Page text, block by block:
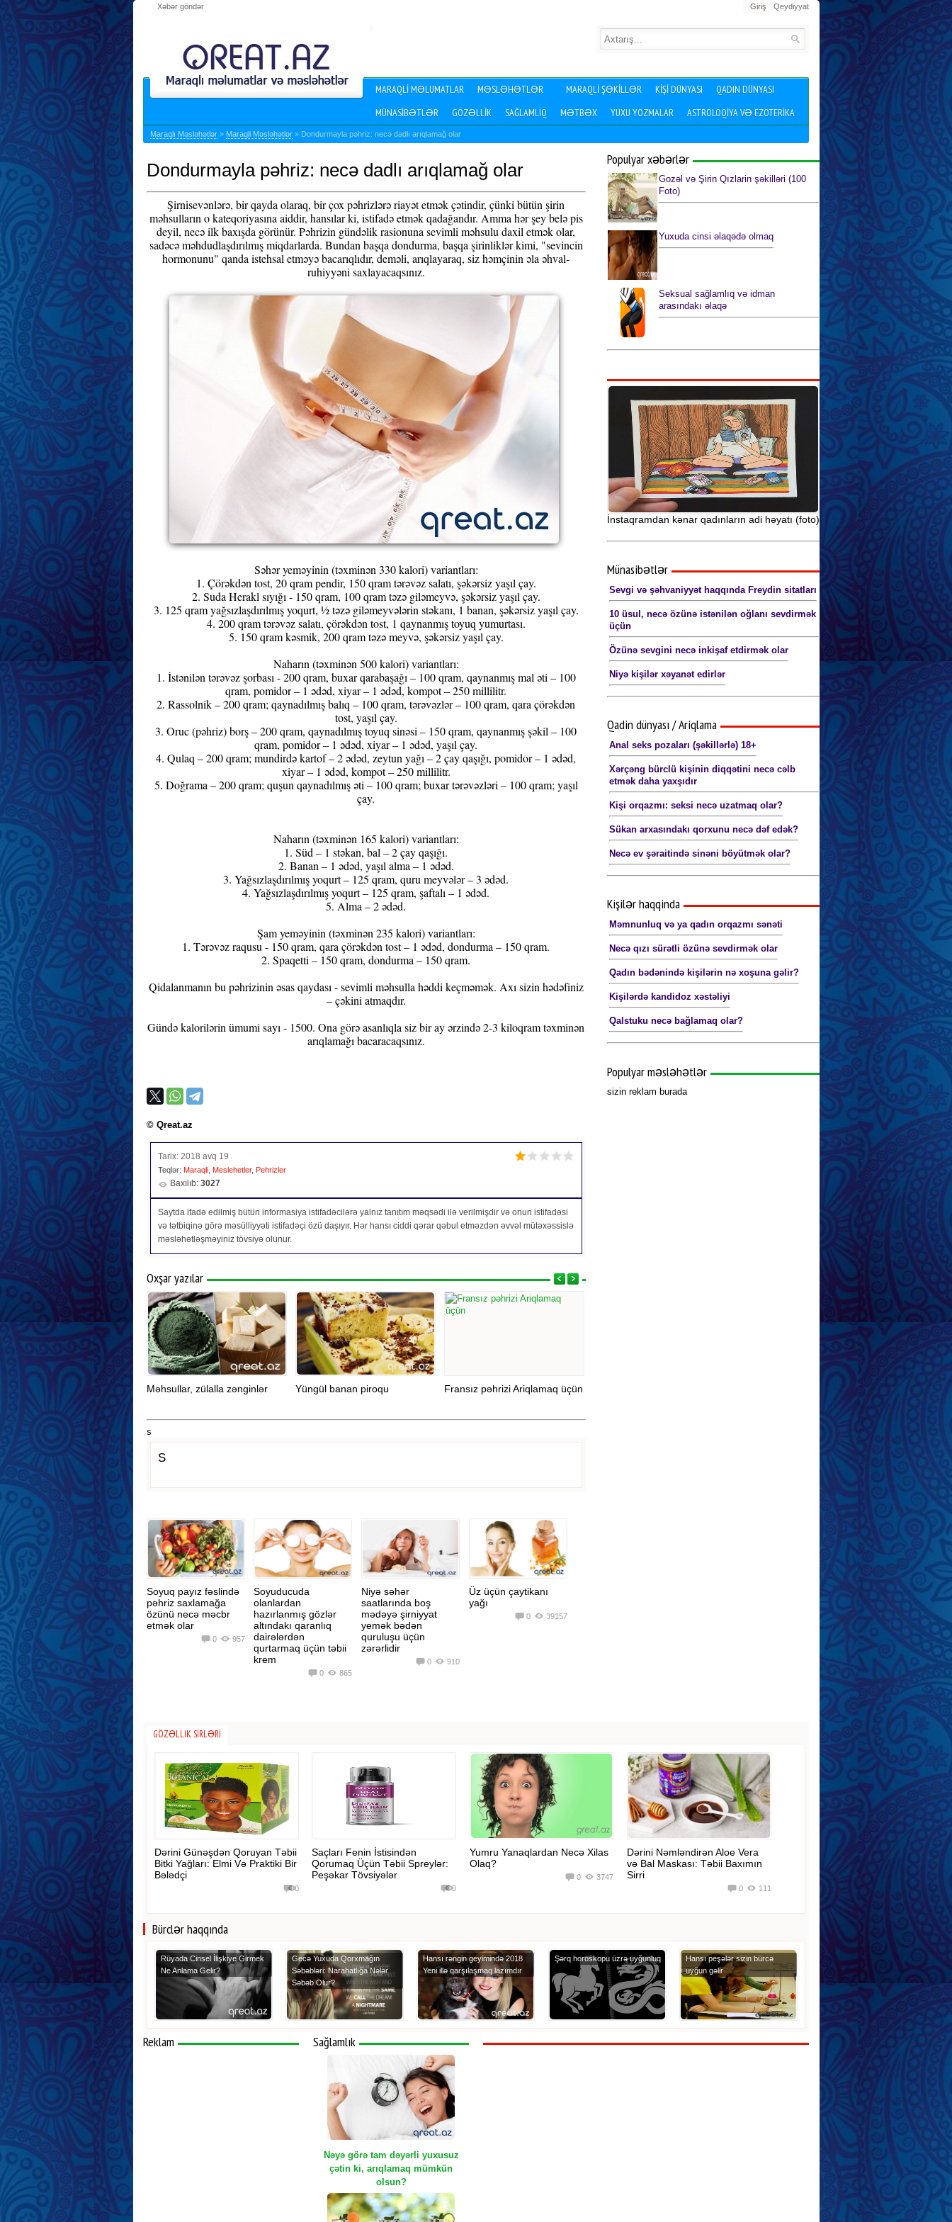
Xəbər göndər Qeydiyyat
Giriş
MARAQLI MƏLUMATLAR MƏSLƏHƏTLƏR MARAQLI ŞƏKILLƏR KIŞI DÜNYASI
QADIN DÜNYASI
MÜNASIBƏTLƏR
GÖZƏLLIK SAĞLAMLIQ MƏTBƏX YUXU YOZMALAR ASTROLOQIYA VƏ EZOTERIKA
Maraqlı Məsləhətlər » Maraqli Məsləhətlər » Dondurmayla pəhriz: necə dadlı arıqlamağ olar
Dondurmayla pəhriz: necə dadlı arıqlamağ olar
Şirnisevənlərə, bir qayda olaraq, bir çox pəhrizlərə riayət etmək çətindir, çünki bütün şirin
məhsulların o kateqoriyasına aiddir, hansılar ki, istifadə etmək qadağandır. Amma hər şey belə pis
deyil, necə ilk baxışda görünür. Pəhrizin gündəlik rasionuna sevimli məhsulu daxil etmək olar,
sadəcə məhdudlaşdırılmış miqdarlarda. Bundan başqa dondurma, başqa şirinliklər kimi, "sevincin
hormonunu" qanda istehsal etməyə bacarıqlıdır, deməli, arıqlayaraq, siz həmçinin əla əhval-
ruhiyyəni saxlayacaqsınız.
Səhər yeməyinin (təxminən 330 kalori) variantları:
1. Çörəkdən tost, 20 qram pendir, 150 qram tərəvəz salatı, şəkərsiz yaşıl çay.
2. Suda Herakl sıyığı - 150 qram, 100 qram təzə giləmeyvə, şəkərsiz yaşıl çay.
3. 125 qram yağsızlaşdırılmış yoqurt, ½ təzə giləmeyvələrin stəkanı, 1 banan, şəkərsiz yaşıl çay.
4. 200 qram tərəvəz salatı, çörəkdən tost, 1 qaynanmış toyuq yumurtası.
5. 150 qram kəsmik, 200 qram təzə meyvə, şəkərsiz yaşıl çay.
Naharın (təxminən 500 kalori) variantları:
1. İstənilən tərəvəz şorbası - 200 qram, buxar qarabaşağı – 100 qram, qaynanmış mal əti – 100
qram, pomidor – 1 ədəd, xiyar – 1 ədəd, kompot – 250 millilitr.
2. Rassolnik – 200 qram; qaynadılmış balıq – 100 qram, tərəvəzlər – 100 qram, qara çörəkdən
tost, yaşıl çay.
3. Oruc (pəhriz) borş – 200 qram, qaynadılmış toyuq sinəsi – 150 qram, qaynanmış şəkil – 100
qram, pomidor – 1 ədəd, xiyar – 1 ədəd, yaşıl çay.
4. Qulaq – 200 qram; mundirdə kartof – 2 ədəd, zeytun yağı – 2 çay qaşığı, pomidor – 1 ədəd,
xiyar – 1 ədəd, kompot – 250 millilitr.
5. Doğrama – 200 qram; quşun qaynadılmış əti – 100 qram; buxar tərəvəzləri – 100 qram; yaşıl
çay.
Naharın (təxminən 165 kalori) variantları:
1. Süd – 1 stəkan, bal – 2 çay qaşığı.
2. Banan – 1 ədəd, yaşıl alma – 1 ədəd.
3. Yağsızlaşdırılmış yoqurt – 125 qram, quru meyvələr – 3 ədəd.
4. Yağsızlaşdırılmış yoqurt – 125 qram, şaftalı – 1 ədəd.
5. Alma – 2 ədəd.
Şam yeməyinin (təxminən 235 kalori) variantları:
1. Tərəvəz raqusu - 150 qram, qara çörəkdən tost – 1 ədəd, dondurma – 150 qram.
2. Spaqetti – 150 qram, dondurma – 150 qram.
Qidalanmanın bu pəhrizinin əsas qaydası - sevimli məhsulla həddi keçməmək. Axı sizin hədəfiniz
– çəkini atmaqdır.
Gündə kalorilərin ümumi sayı - 1500. Ona görə asanlıqla siz bir ay ərzində 2-3 kiloqram təxminən
arıqlamağı bacaracaqsınız.
© Qreat.az
Tarix: 2018 avq 19
Teqlər: Maraqli, Meslehetler, Pehrizler
Baxılıb: 3027
Saytda ifadə edilmiş bütün informasiya istifadəcilərə yalnız tanıtım məqsədi ilə verilmişdir və onun istifadəsi
və tətbiqinə görə məsülliyyəti istifadəçi özü daşıyır. Hər hansı ciddi qərar qəbul etməzdən əvvəl mütəxəssislə
məsləhətləşməyiniz tövsiyə olunur.
Oxşar yazılar
Məhsullar, zülalla zənginlər Yüngül banan piroqu Fransız pəhrizi Ariqlamaq üçün
s
S
Soyuq payız fəslində
pəhriz saxlamağa
özünü necə məcbr
etmək olar
957
0
Soyuducuda
olanlardan
hazırlanmış gözlər
altındakı qaranlıq
dairələrdən
qurtarmaq üçün təbii
krem
865
0
Niyə səhər
saatlarında boş
mədəyə şirniyyat
yemək bədən
quruluşu üçün
zərərlidir
910
0
Üz üçün çaytikanı
yağı
39157
0
Populyar xəbərlər
Gozəl və Şirin Qızlarin şəkilləri (100
Foto)
Yuxuda cinsi əlaqədə olmaq
Seksual sağlamlıq və idman
arasındakı əlaqə
Seks yuxularının mənasını siz də
Anal seks pozaları (şəkillərlə) 18+
Yuxuda orqazm: səbəblər və
xüsusiyyətlər
İnstaqramdan kənar qadınların adi həyatı (foto)
Münasibətlər
Sevgi və şəhvaniyyət haqqında Freydin sitatları
10 üsul, necə özünə istənilən oğlanı sevdirmək
üçün
Özünə sevgini necə inkişaf etdirmək olar
Niyə kişilər xəyanət edirlər
Qadin dünyası / Ariqlama
Anal seks pozaları (şəkillərlə) 18+
Xərçəng bürclü kişinin diqqətini necə cəlb
etmək daha yaxşıdır
Kişi orqazmı: seksi necə uzatmaq olar?
Sükan arxasındakı qorxunu necə dəf edək?
Necə ev şəraitində sinəni böyütmək olar?
Kişilər haqqinda
Məmnunluq və ya qadın orqazmı sənəti
Necə qızı sürətli özünə sevdirmək olar
Qadın bədənində kişilərin nə xoşuna gəlir?
Kişilərdə kandidoz xəstəliyi
Qalstuku necə bağlamaq olar?
Populyar məsləhətlər
sizin reklam burada
GÖZƏLLIK SIRLƏRI
Dərini Günəşdən Qoruyan Təbii
Bitki Yağları: Elmi Və Praktiki Bir
Bələdçi
0
Saçları Fenin İstisindən
Qorumaq Üçün Təbii Spreylər:
Peşəkar Tövsiyələr
0
Yumru Yanaqlardan Necə Xilas
Olaq?
3747
0
Dərini Nəmləndirən Aloe Vera
və Bal Maskası: Təbii Baxımın
Sirri
111
0
Bürclər haqqında
Rüyada Cinsel İlişkiye Girmek
Ne Anlama Gelir?
Gecə Yuxuda Qorxmağın
Səbəbləri: Narahatlığa Nələr
Səbəb Olur?
Hansı rəngin geyimində 2018
Yeni illə qarşılaşmaq lazımdır
Şərq horoskopu üzrə uyğunluq
Hansı peşələr sizin bürcə
uyğun gəlir
Reklam Sağlamlık
Nəyə görə tam dəyərli yuxusuz
çətin ki, arıqlamaq mümkün
olsun?